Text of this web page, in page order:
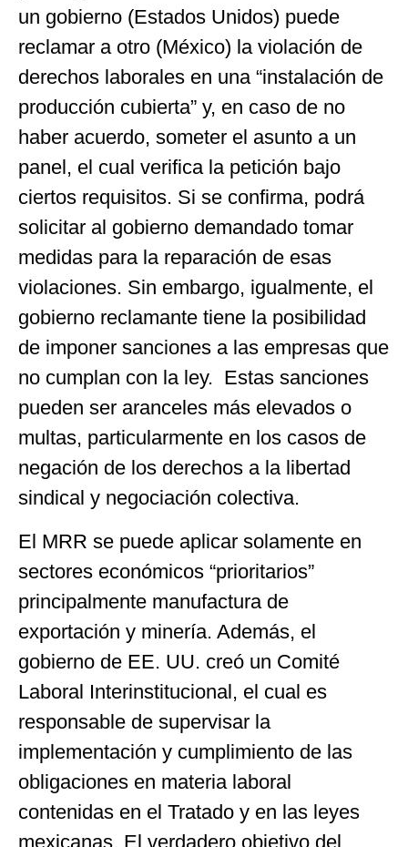
un gobierno (Estados Unidos) puede
reclamar a otro (México) la violación de
derechos laborales en una “instalación de
producción cubierta” y, en caso de no
haber acuerdo, someter el asunto a un
panel, el cual verifica la petición bajo
ciertos requisitos. Si se confirma, podrá
solicitar al gobierno demandado tomar
medidas para la reparación de esas
violaciones. Sin embargo, igualmente, el
gobierno reclamante tiene la posibilidad
de imponer sanciones a las empresas que
no cumplan con la ley. Estas sanciones
pueden ser aranceles más elevados o
multas, particularmente en los casos de
negación de los derechos a la libertad
sindical y negociación colectiva.
El MRR se puede aplicar solamente en
sectores económicos “prioritarios”
principalmente manufactura de
exportación y minería. Además, el
gobierno de EE. UU. creó un Comité
Laboral Interinstitucional, el cual es
responsable de supervisar la
implementación y cumplimiento de las
obligaciones en materia laboral
contenidas en el Tratado y en las leyes
mexicanas. El verdadero objetivo del